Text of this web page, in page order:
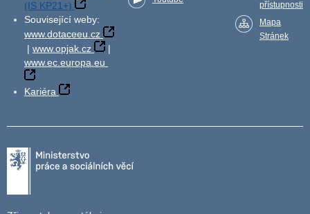
(IS KP21+)
Související weby:
www.dotaceeu.cz
| www.opjak.cz
|
www.ec.europa.eu
Kariéra
přístupnosti
Mapa
Stránek